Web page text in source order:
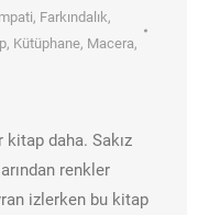
, Farkındalık,
, Kütüphane, Macera,
daha. Sakız
renkler
izlerken bu kitap